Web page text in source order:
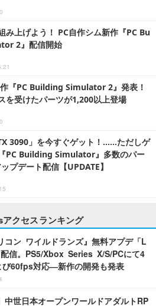
み上げよう！ PC自作シム新作『PC Bu
2』配信開始
『PC Building Simulator 2』発表！
を受けたパーツが1,200以上登場
3090」を今すぐゲット！……ただしゲ
PC Building Simulator』多数のパー
プデート配信【UPDATE】
クセスランキング
コン ワイルドランズ』無料アプデ「L
信。PS5/Xbox Series X/S/PCにて4
び60fps対応―新作の開発も発表
中世日本オープンワールドアダルトRP